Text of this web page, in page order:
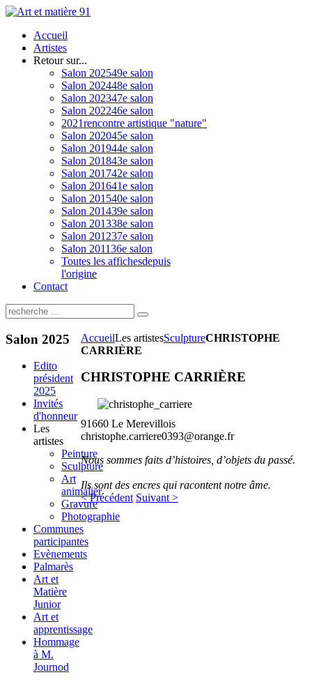
Accueil
Artistes
Retour sur...
Salon 202549e salon
Salon 202448e salon
Salon 202347e salon
Salon 202246e salon
2021rencontre artistique "nature"
Salon 202045e salon
Salon 201944e salon
Salon 201843e salon
Salon 201742e salon
Salon 201641e salon
Salon 201540e salon
Salon 201439e salon
Salon 201338e salon
Salon 201237e salon
Salon 201136e salon
Toutes les affichesdepuis
l'origine
Contact
AccueilLes artistesSculptureCHRISTOPHE
CARRIÈRE
CHRISTOPHE CARRIÈRE
91660 Le Merevillois
christophe.carriere0393@orange.fr
Nous sommes faits d’histoires, d’objets du passé.
Ils sont des encres qui racontent notre âme.
< Précédent Suivant >
Salon 2025
Edito
président
2025
Invités
d'honneur
Les
artistes
Peinture
Sculpture
Art
animalier
Gravure
Photographie
Communes
participantes
Evènements
Palmarès
Art et
Matière
Junior
Art et
apprentissage
Hommage
à M.
Journod